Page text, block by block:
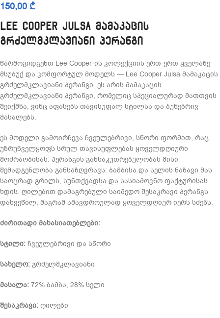
150,00 ₾
Lee Cooper Julsa მამაკაცის
გრძელმკლავიანი პერანგი
წარმოგიდგენთ Lee Cooper-ის კოლექციის ერთ-ერთ ყველაზე
მსუბუქ და კომფორტულ მოდელს — Lee Cooper Julsa მამაკაცის
გრძელმკლავიანი პერანგი. ეს არის მამაკაცის
გრძელმკლავიანი პერანგი, რომელიც სპეციალურად მათთვის
შეიქმნა, ვინც აფასებს თავისუფალ სტილსა და ბუნებრივ
მასალებს.
ეს მოდელი გამოირჩევა ჩვეულებრივი, სწორი ფორმით, რაც
უზრუნველყოფს სრულ თავისუფლებას ყოველდღიური
მოძრაობისას. პერანგის განსაკუთრებულობას მისი
შემადგენლობა განსაზღვრავს: ბამბისა და სელის ნაზავი მას
საოცრად გრილს, სუნთქვადსა და სასიამოვნო ფაქტურისას
ხდის. ღილებით დამაგრებული საიმედო შესაკრავი პერანგს
დახვეწილ, მაგრამ ამავდროულად ყოველდღიურ იერს სძენს.
ძირითადი მახასიათებლები:
სტილი: ჩვეულებრივი და სწორი
სახელო: გრძელმკლავიანი
მასალა: 72% ბამბა, 28% სელი
შესაკრავი: ღილები